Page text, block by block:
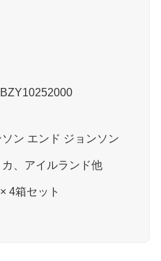
ソン エンド ジョンソン
カ、アイルランド他
4箱セット